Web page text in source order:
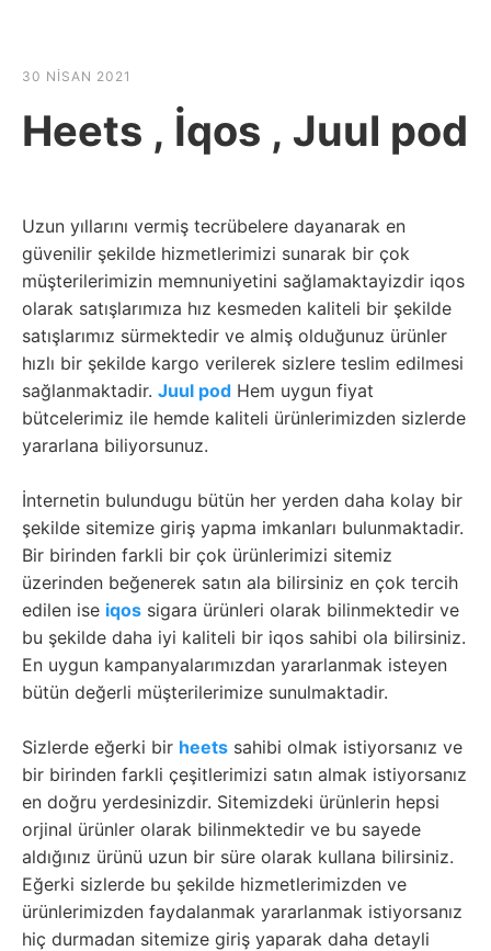
30 NISAN 2021
Heets , İqos , Juul pod
Uzun yıllarını vermiş tecrübelere dayanarak en
güvenilir şekilde hizmetlerimizi sunarak bir çok
müşterilerimizin memnuniyetini sağlamaktayizdir iqos
olarak satışlarımıza hız kesmeden kaliteli bir şekilde
satışlarımız sürmektedir ve almiş olduğunuz ürünler
hızlı bir şekilde kargo verilerek sizlere teslim edilmesi
sağlanmaktadir. Juul pod Hem uygun fiyat
bütcelerimiz ile hemde kaliteli ürünlerimizden sizlerde
yararlana biliyorsunuz.
İnternetin bulundugu bütün her yerden daha kolay bir
şekilde sitemize giriş yapma imkanları bulunmaktadir.
Bir birinden farkli bir çok ürünlerimizi sitemiz
üzerinden beğenerek satın ala bilirsiniz en çok tercih
edilen ise iqos sigara ürünleri olarak bilinmektedir ve
bu şekilde daha iyi kaliteli bir iqos sahibi ola bilirsiniz.
En uygun kampanyalarımızdan yararlanmak isteyen
bütün değerli müşterilerimize sunulmaktadir.
Sizlerde eğerki bir heets sahibi olmak istiyorsanız ve
bir birinden farkli çeşitlerimizi satın almak istiyorsanız
en doğru yerdesinizdir. Sitemizdeki ürünlerin hepsi
orjinal ürünler olarak bilinmektedir ve bu sayede
aldığınız ürünü uzun bir süre olarak kullana bilirsiniz.
Eğerki sizlerde bu şekilde hizmetlerimizden ve
ürünlerimizden faydalanmak yararlanmak istiyorsanız
hiç durmadan sitemize giriş yaparak daha detayli